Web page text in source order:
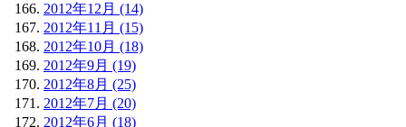
2012年12月 (14)
2012年11月 (15)
2012年10月 (18)
2012年9月 (19)
2012年8月 (25)
2012年7月 (20)
2012年6月 (18)